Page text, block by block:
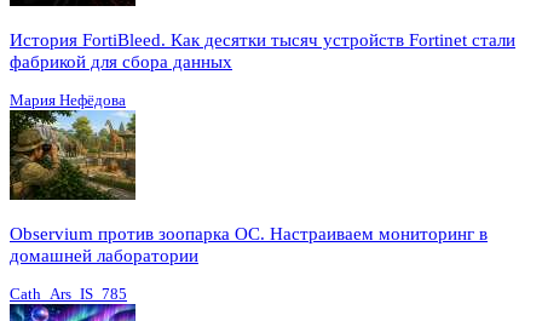
История FortiBleed. Как десятки тысяч устройств Fortinet стали
фабрикой для сбора данных
Мария Нефёдова
Observium против зоопарка ОС. Настраиваем мониторинг в
домашней лаборатории
Cath_Ars_IS_785